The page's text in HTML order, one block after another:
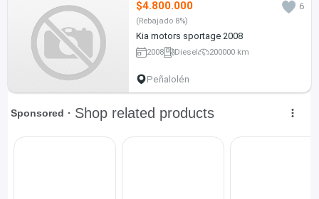
$4.800.000 6
(Rebajado 8%)
Kia motors sportage 2008
2008 Diesel 200000 km
Peñalolén